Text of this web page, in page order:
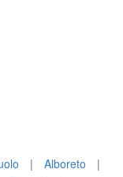
| Alboreto
|